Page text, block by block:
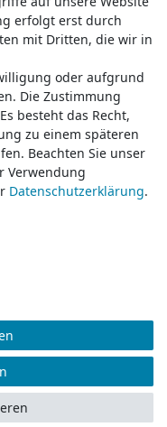
und 3 Bewertungsplattformen
vorbehalten.
erfolgt erst durch
mit Dritten, die wir in
oder aufgrund
Die Zustimmung
besteht das Recht,
zu einem späteren
Beachten Sie unser
Verwendung
Daten­schutz­erklärung.
erfolgt erst durch
mit Dritten, die wir in
oder aufgrund
Die Zustimmung
besteht das Recht,
zu einem späteren
Beachten Sie unser
Verwendung
Daten­schutz­erklärung.